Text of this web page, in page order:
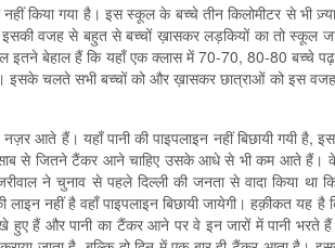
किया गया है। इस स्कूल के बच्चे तीन किलोमीटर से भी
वजह से बहुत से बच्चों ख़ासकर लड़कियों का तो स्कूल
इतने बेहाल हैं कि यहाँ एक क्लास में 70-70, 80-80 बच्चे
इसके चलते सभी बच्चों को और ख़ासकर छात्राओं को इस
आते हैं। यहाँ पानी की पाइपलाइन नहीं बिछायी गयी है,
से जितने टैंकर आने चाहिए उसके आधे से भी कम आते हैं।
ने चुनाव से पहले दिल्ली की जनता से वादा किया था
लाइन नहीं है वहाँ पाइपलाइन बिछायी जायेगी। हक़ीकत यह है
हुए हैं और पानी का टैंकर आने पर वे इन जारों में पानी भरते